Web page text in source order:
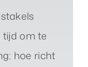
tijd om te
hoe richt